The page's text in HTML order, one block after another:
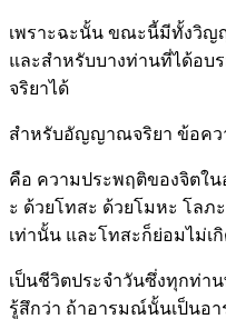
เพราะฉะนั้น ขณะนี้มีทั้งวิ
และสำหรับบางท่านที่ได้อ
จริยาได้
สำหรับอัญญาณจริยา ข้อคว
คือ ความประพฤติของจิตใ
ะ ด้วยโทสะ ด้วยโมหะ โลภ
เท่านั้น และโทสะก็ย่อมไม่เ
เป็นชีวิตประจำวันซึ่งทุกท่า
รู้สึกว่า ถ้าอารมณ์นั้นเป็นอ